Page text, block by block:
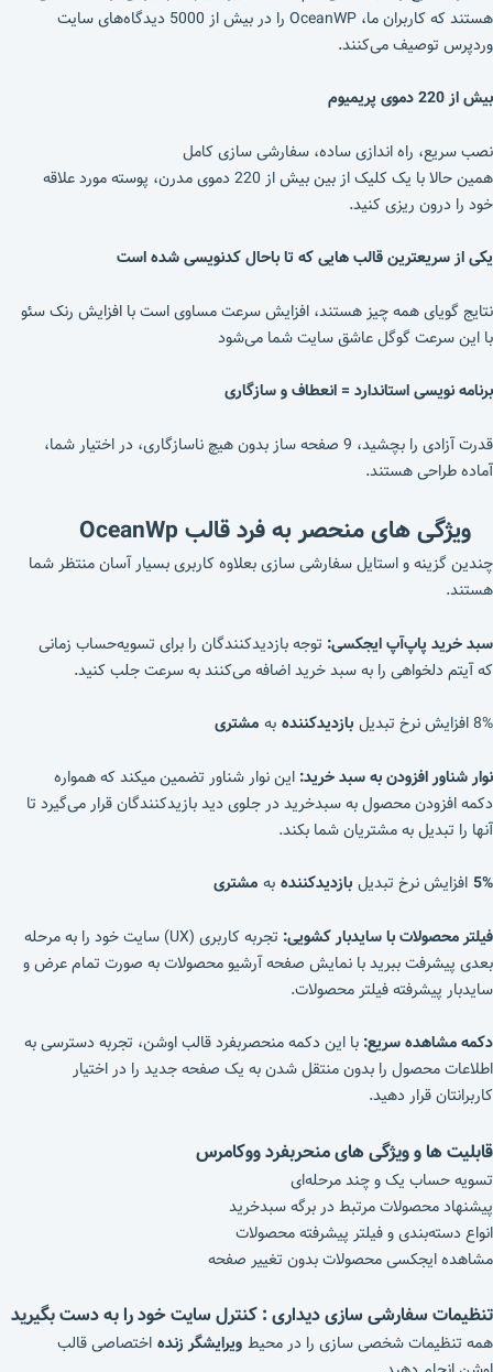
هستند که کاربران ما، OceanWP را در بیش از 5000 دیدگاه‌های سايت
وردپرس توصیف می‌کنند.
بیش از 220 دموی پریمیوم
نصب سریع، راه اندازی ساده، سفارشی سازی کامل
همین حالا با یک کلیک از بین بیش از 220 دموی مدرن، پوسته مورد علاقه
خود را درون ریزی کنید.
یکی از سریعترین قالب هایی که تا باحال کدنویسی شده است
نتایج گویای همه چیز هستند، افزایش سرعت مساوی است با افزایش رنک سئو
با این سرعت گوگل عاشق سایت شما می‌شود
برنامه نویسی استاندارد = انعطاف و سازگاری
قدرت آزادی را بچشید، 9 صفحه ساز بدون هیچ ناسازگاری، در اختیار شما،
آماده طراحی هستند.
ویژگی های منحصر به فردقالب OceanWp
چندین گزینه و استایل سفارشی سازی بعلاوه کاربری بسیار آسان منتظر شما
هستند.
سبد خرید پاپ‌آپ ایجکسی: توجه بازدیدکنندگان را برای تسویه‌حساب زمانی
که آیتم دلخواهی را به سبد خرید اضافه می‌کنند به سرعت جلب کنید.
8% افزایش نرخ تبدیل بازدیدکننده به مشتری
نوار شناور افزودن به سبد خرید: این نوار شناور تضمین میکند که همواره
دکمه افزودن محصول به سبدخرید در جلوی دید بازیدکنندگان قرار می‌گیرد تا
آنها را تبدیل به مشتریان شما بکند.
5% افزایش نرخ تبدیل بازدیدکننده به مشتری
فیلتر محصولات با سایدبار کشویی:
تجربه کاربری (UX) سایت خود را به مرحله
بعدی پیشرفت ببرید با نمایش صفحه آرشیو محصولات به صورت تمام عرض و
سایدبار پیشرفته فیلتر محصولات.
دکمه مشاهده سریع: با این دکمه منحصربفرد قالب اوشن، تجربه دسترسی به
اطلاعات محصول را بدون منتقل شدن به یک صفحه جدید را در اختیار
کاربرانتان قرار دهید.
قابلیت ها و ویژگی های منحربفرد ووکامرس
تسویه حساب یک و چند مرحله‌ای
پیشنهاد محصولات مرتبط در برگه سبدخرید
انواع دسته‌بندی و فیلتر پیشرفته محصولات
مشاهده ایجکسی محصولات بدون تغییر صفحه
تنظیمات سفارشی سازی دیداری : کنترل سایت خود را به دست بگیرید
همه تنظیمات شخصی سازی را در محیط ویرایشگر زنده اختصاصی قالب